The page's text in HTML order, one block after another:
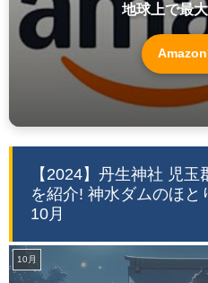
地球上で最
Amazon
【2024】丹生神社 児
を紹介! 神水ダムのほと
10月
10月